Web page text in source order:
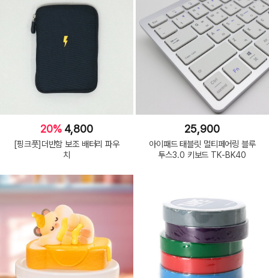
20% 4,800
[핑크풋]더반함 보조 배터리 파우
치
25,900
아이패드 태블릿 멀티페어링 블루
투스3.0 키보드 TK-BK40